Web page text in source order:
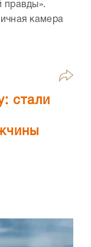
правды».
камера
стали